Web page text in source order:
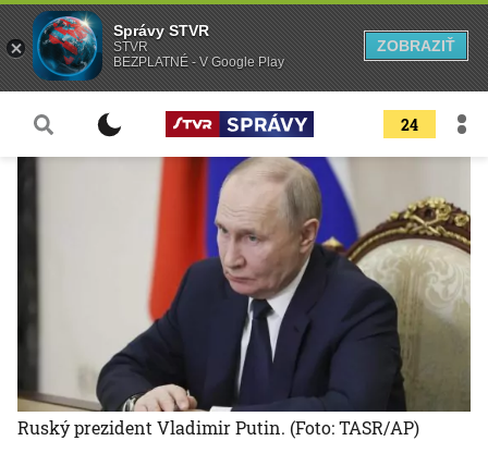
24
Ruský prezident Vladimir Putin. (Foto: TASR/AP)
Správy STVR
STVR
BEZPLATNÉ - V Google Play
ZOBRAZIŤ